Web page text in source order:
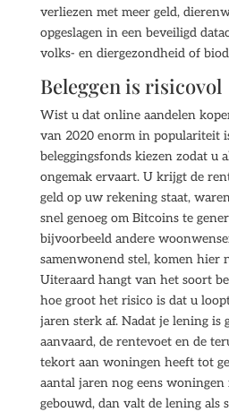
verliezen met meer geld,
opgeslagen in een beveiligd
volks- en diergezondheid of
Beleggen is risicovol
Wist u dat online aandelen
van 2020 enorm in populariteit
beleggingsfonds kiezen zodat u
ongemak ervaart. U krijgt de
geld op uw rekening staat,
snel genoeg om Bitcoins te
bijvoorbeeld andere
samenwonend stel, komen hier
Uiteraard hangt van het soort
hoe groot het risico is dat u
jaren sterk af. Nadat je lening is
aanvaard, de rentevoet en de
tekort aan woningen heeft tot
aantal jaren nog eens
gebouwd, dan valt de lening als